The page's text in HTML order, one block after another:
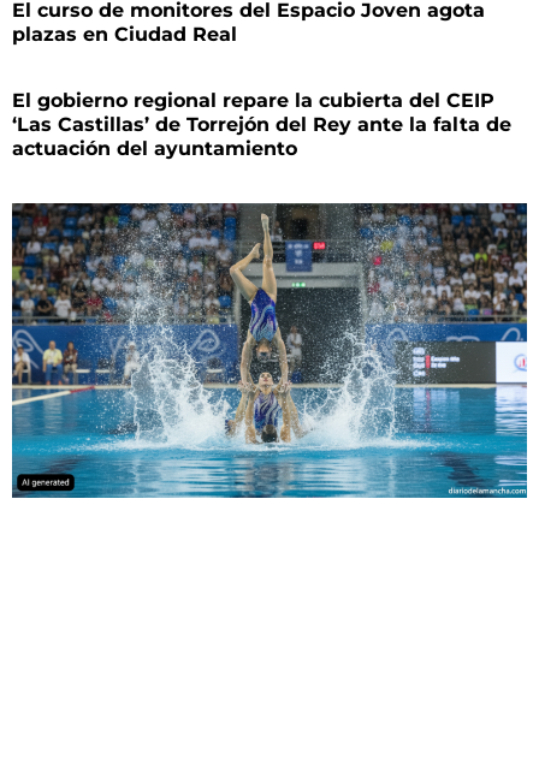
El curso de monitores del Espacio Joven agota
plazas en Ciudad Real
El gobierno regional repare la cubierta del CEIP
‘Las Castillas’ de Torrejón del Rey ante la falta de
actuación del ayuntamiento